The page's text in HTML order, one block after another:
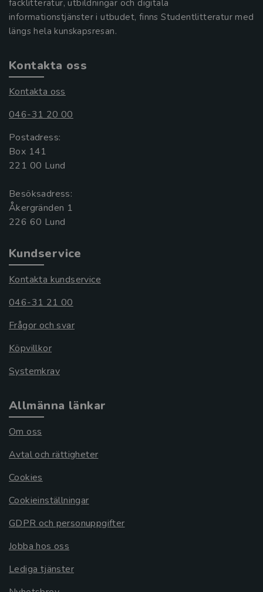
facklitteratur, utbildningar och digitala
informationstjänster i utbudet, finns Studentlitteratur med
längs hela kunskapsresan.
Kontakta oss
Kontakta oss
046-31 20 00
Postadress:
Box 141
221 00 Lund
Besöksadress:
Åkergränden 1
Kundservice
Kontakta kundservice
046-31 21 00
Frågor och svar
Köpvillkor
Systemkrav
Allmänna länkar
Om oss
Avtal och rättigheter
Cookies
Cookieinställningar
GDPR och personuppgifter
Jobba hos oss
Lediga tjänster